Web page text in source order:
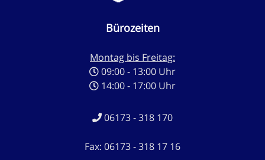
Bürozeiten
Montag bis Freitag:
09:00 - 13:00 Uhr
14:00 - 17:00 Uhr
06173 - 318 170
Fax: 06173 - 318 17 16